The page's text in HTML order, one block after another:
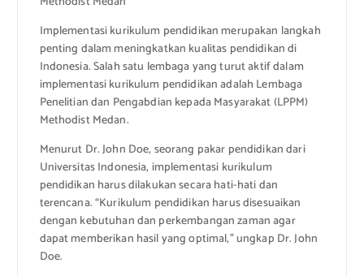
Implementasi kurikulum pendidikan merupakan langkah
penting dalam meningkatkan kualitas pendidikan di
Indonesia. Salah satu lembaga yang turut aktif dalam
implementasi kurikulum pendidikan adalah Lembaga
Penelitian dan Pengabdian kepada Masyarakat (LPPM)
Methodist Medan.
Menurut Dr. John Doe, seorang pakar pendidikan dari
Universitas Indonesia, implementasi kurikulum
pendidikan harus dilakukan secara hati-hati dan
terencana. “Kurikulum pendidikan harus disesuaikan
dengan kebutuhan dan perkembangan zaman agar
dapat memberikan hasil yang optimal,” ungkap Dr. John
Doe.